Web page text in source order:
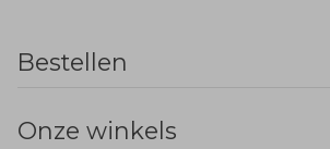
Bestellen
Onze winkels